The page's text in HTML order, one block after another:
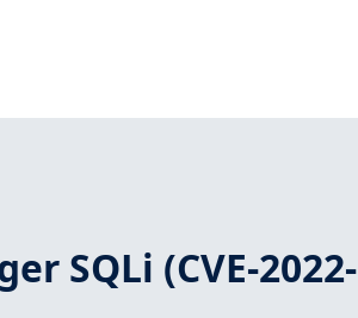
SQLi (CVE-2022-